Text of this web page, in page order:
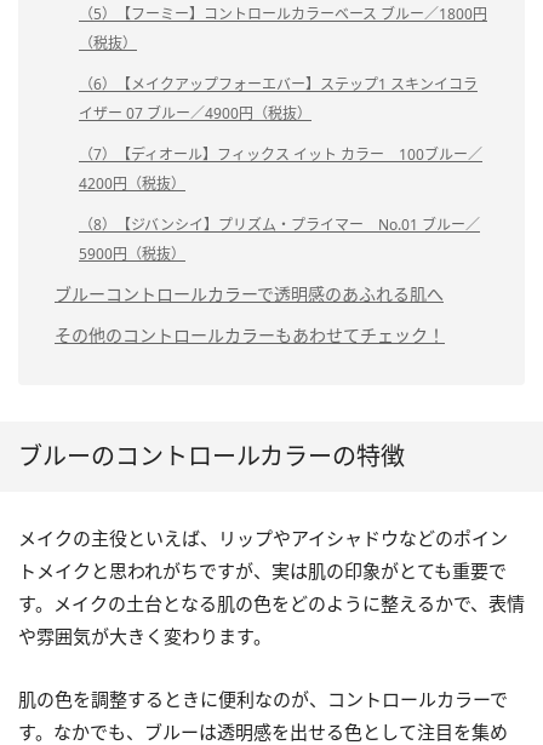
（5）【フーミー】コントロールカラーベース ブルー／1800円
（税抜）
（6）【メイクアップフォーエバー】ステップ1 スキンイコラ
イザー 07 ブルー／4900円（税抜）
（7）【ディオール】フィックス イット カラー 100ブルー／
4200円（税抜）
（8）【ジバンシイ】プリズム・プライマー No.01 ブルー／
5900円（税抜）
ブルーコントロールカラーで透明感のあふれる肌へ
その他のコントロールカラーもあわせてチェック！
ブルーのコントロールカラーの特徴
メイクの主役といえば、リップやアイシャドウなどのポイン
トメイクと思われがちですが、実は肌の印象がとても重要で
す。メイクの土台となる肌の色をどのように整えるかで、表情
や雰囲気が大きく変わります。
肌の色を調整するときに便利なのが、コントロールカラーで
す。なかでも、ブルーは透明感を出せる色として注目を集め